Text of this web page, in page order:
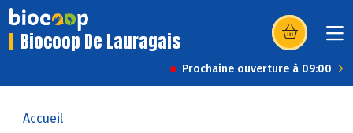
Biocoop De Lauragais (s’ouvre dans
Prochaine ouverture à 09:00
Accueil